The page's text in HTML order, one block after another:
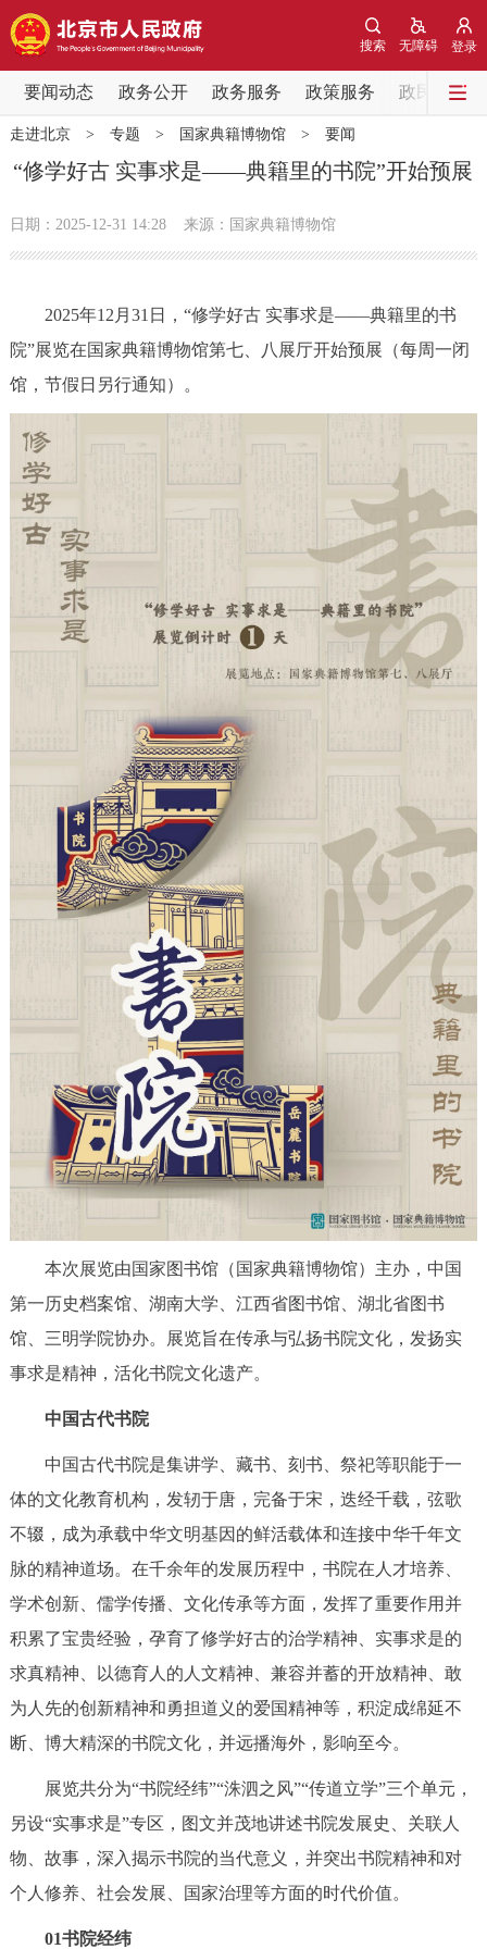
登录
无障碍
搜索
要闻动态 政务公开 政务服务 政策服务 政民互动
要闻动态
党中央精神 国务院信息 中央部委动态
政务公开
市领导
政策解读 回应关切
决策公开
政务服务
个人服务 法人服务 部门服务
便民服务 利企服务 投资项目
中介服务 阳光政务
政民互动
12345网上接诉即办 我要建议
在线访谈 图说互动
十六区概览
绿色北京 图说北京
多语种
한국어 日本語
DEUTSCH FRANÇAIS РУССКИЙ ЯЗЫК
ESPAÑOL العربية PORTUGUÊS
ITALIANO
走进北京> 专题 > 国家典籍博物馆> 要闻
“修学好古 实事求是——典籍里的书院”开始预展
日期：2025-12-31 14:28 来源：国家典籍博物馆
2025年12月31日，“修学好古 实事求是——典籍里的书
院”展览在国家典籍博物馆第七、八展厅开始预展（每周一闭
馆，节假日另行通知）。
本次展览由国家图书馆（国家典籍博物馆）主办，中国
第一历史档案馆、湖南大学、江西省图书馆、湖北省图书
馆、三明学院协办。展览旨在传承与弘扬书院文化，发扬实
事求是精神，活化书院文化遗产。
中国古代书院
中国古代书院是集讲学、藏书、刻书、祭祀等职能于一
体的文化教育机构，发轫于唐，完备于宋，迭经千载，弦歌
不辍，成为承载中华文明基因的鲜活载体和连接中华千年文
脉的精神道场。在千余年的发展历程中，书院在人才培养、
学术创新、儒学传播、文化传承等方面，发挥了重要作用并
积累了宝贵经验，孕育了修学好古的治学精神、实事求是的
求真精神、以德育人的人文精神、兼容并蓄的开放精神、敢
为人先的创新精神和勇担道义的爱国精神等，积淀成绵延不
断、博大精深的书院文化，并远播海外，影响至今。
展览共分为“书院经纬”“洙泗之风”“传道立学”三个单元，
另设“实事求是”专区，图文并茂地讲述书院发展史、关联人
物、故事，深入揭示书院的当代意义，并突出书院精神和对
个人修养、社会发展、国家治理等方面的时代价值。
01书院经纬